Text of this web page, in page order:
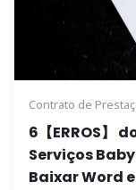
Contrato de
6【ERROS】
Serviços
Baixar Word e